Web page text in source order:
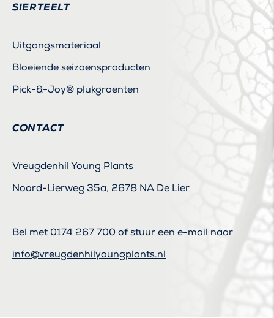
SIERTEELT
Uitgangsmateriaal
Bloeiende seizoensproducten
Pick-&-Joy® plukgroenten
CONTACT
Vreugdenhil Young Plants
Noord-Lierweg 35a, 2678 NA De Lier
Bel met 0174 267 700 of stuur een e-mail naar
info@vreugdenhilyoungplants.nl